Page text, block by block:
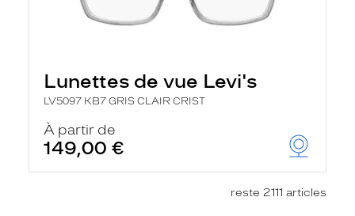
Lunettes de vue Levi's
LV5097 KB7 GRIS CLAIR CRIST
À partir de
149,00 €
reste 2111 articles